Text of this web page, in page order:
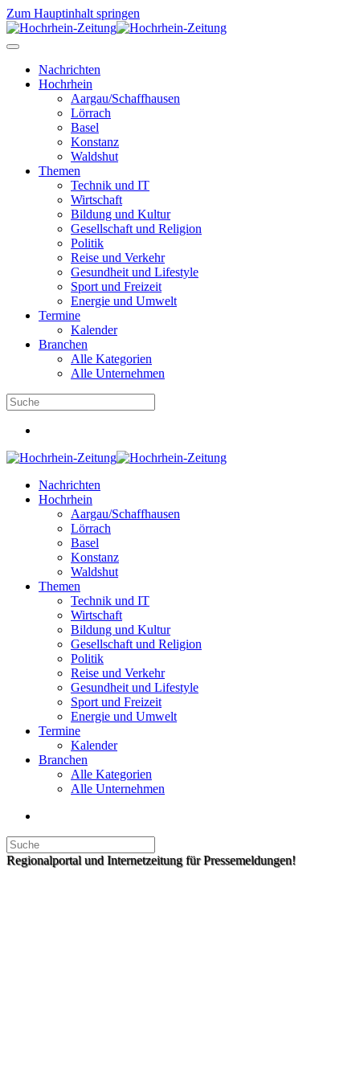
Zum Hauptinhalt springen
Nachrichten
Hochrhein
Aargau/Schaffhausen
Lörrach
Basel
Konstanz
Waldshut
Themen
Technik und IT
Wirtschaft
Bildung und Kultur
Gesellschaft und Religion
Politik
Reise und Verkehr
Gesundheit und Lifestyle
Sport und Freizeit
Energie und Umwelt
Termine
Kalender
Branchen
Alle Kategorien
Alle Unternehmen
Nachrichten
Hochrhein
Aargau/Schaffhausen
Lörrach
Basel
Konstanz
Waldshut
Themen
Technik und IT
Wirtschaft
Bildung und Kultur
Gesellschaft und Religion
Politik
Reise und Verkehr
Gesundheit und Lifestyle
Sport und Freizeit
Energie und Umwelt
Termine
Kalender
Branchen
Alle Kategorien
Alle Unternehmen
Regionalportal und Internetzeitung für Pressemeldungen!